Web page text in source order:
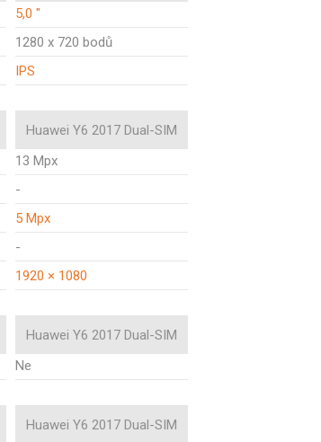
5,0 "
1280 x 720 bodů
IPS
Huawei Y6 2017 Dual-SIM
13 Mpx
-
5 Mpx
-
1920 × 1080
Huawei Y6 2017 Dual-SIM
Ne
Huawei Y6 2017 Dual-SIM